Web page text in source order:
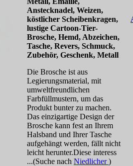
Anstecknadel, Weizen,
köstlicher Scheibenkragen,
lustige Cartoon-Tier-
Brosche, Hemd, Abzeichen,
Tasche, Revers, Schmuck,
Zubehör, Geschenk, Metall
Die Brosche ist aus
Legierungsmaterial, mit
umweltfreundlichen
Farbfüllmustern, um das
Produkt bunter zu machen.
Das einzigartige Design der
Brosche kann fest an Ihrem
Halsband und Ihrer Tasche
aufgehängt werden, fällt nicht
leicht herunter.Diese interess
...(Suche nach Niedlicher)